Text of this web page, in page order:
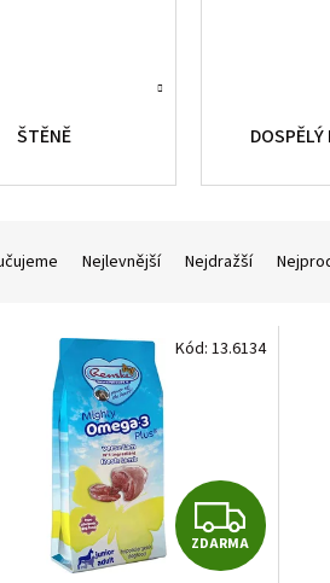
ŠTĚNĚ DOSPĚLÝ
Nejlevnější Nejdražší
Z
D
ZDARMA
Kód: 13.6134